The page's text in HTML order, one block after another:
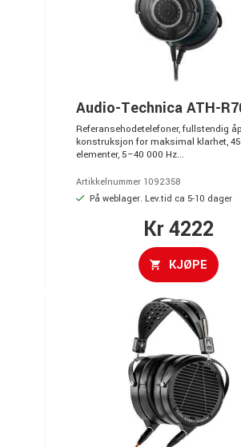
Audio-Technica ATH-
Referansehodetelefoner, fullstendig
konstruksjon for maksimal klarhet,
elementer, 5–40 000 Hz...
Artikkelnummer 1092358
På weblager. Lev.tid ca 5-10 dager
Kr 4222
KJØPE